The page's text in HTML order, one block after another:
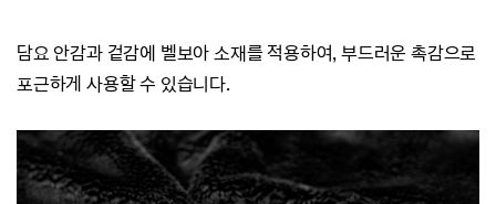
담요 안감과 겉감에 벨보아 소재를 적용하여, 부드러운 촉감으로
포근하게 사용할 수 있습니다.